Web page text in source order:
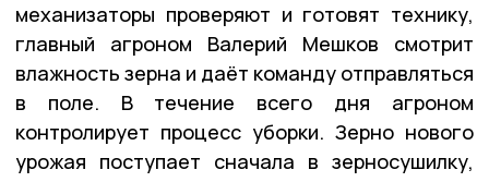
механизаторы проверяют и готовят технику,
главный агроном Валерий Мешков смотрит
влажность зерна и даёт команду отправляться
в поле. В течение всего дня агроном
контролирует процесс уборки. Зерно нового
урожая поступает сначала в зерносушилку,